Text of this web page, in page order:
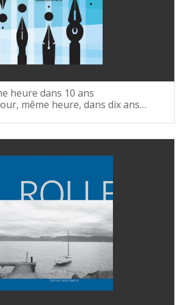
heure dans 10 ans
même heure, dans dix ans…